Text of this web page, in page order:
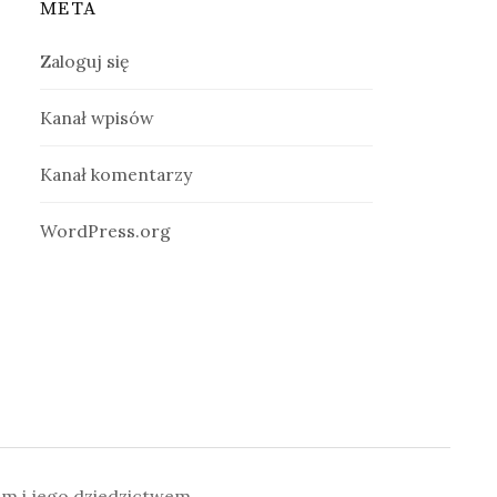
META
Zaloguj się
Kanał wpisów
Kanał komentarzy
WordPress.org